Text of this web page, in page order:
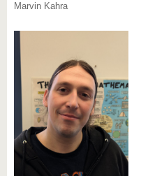
Marvin Kahra